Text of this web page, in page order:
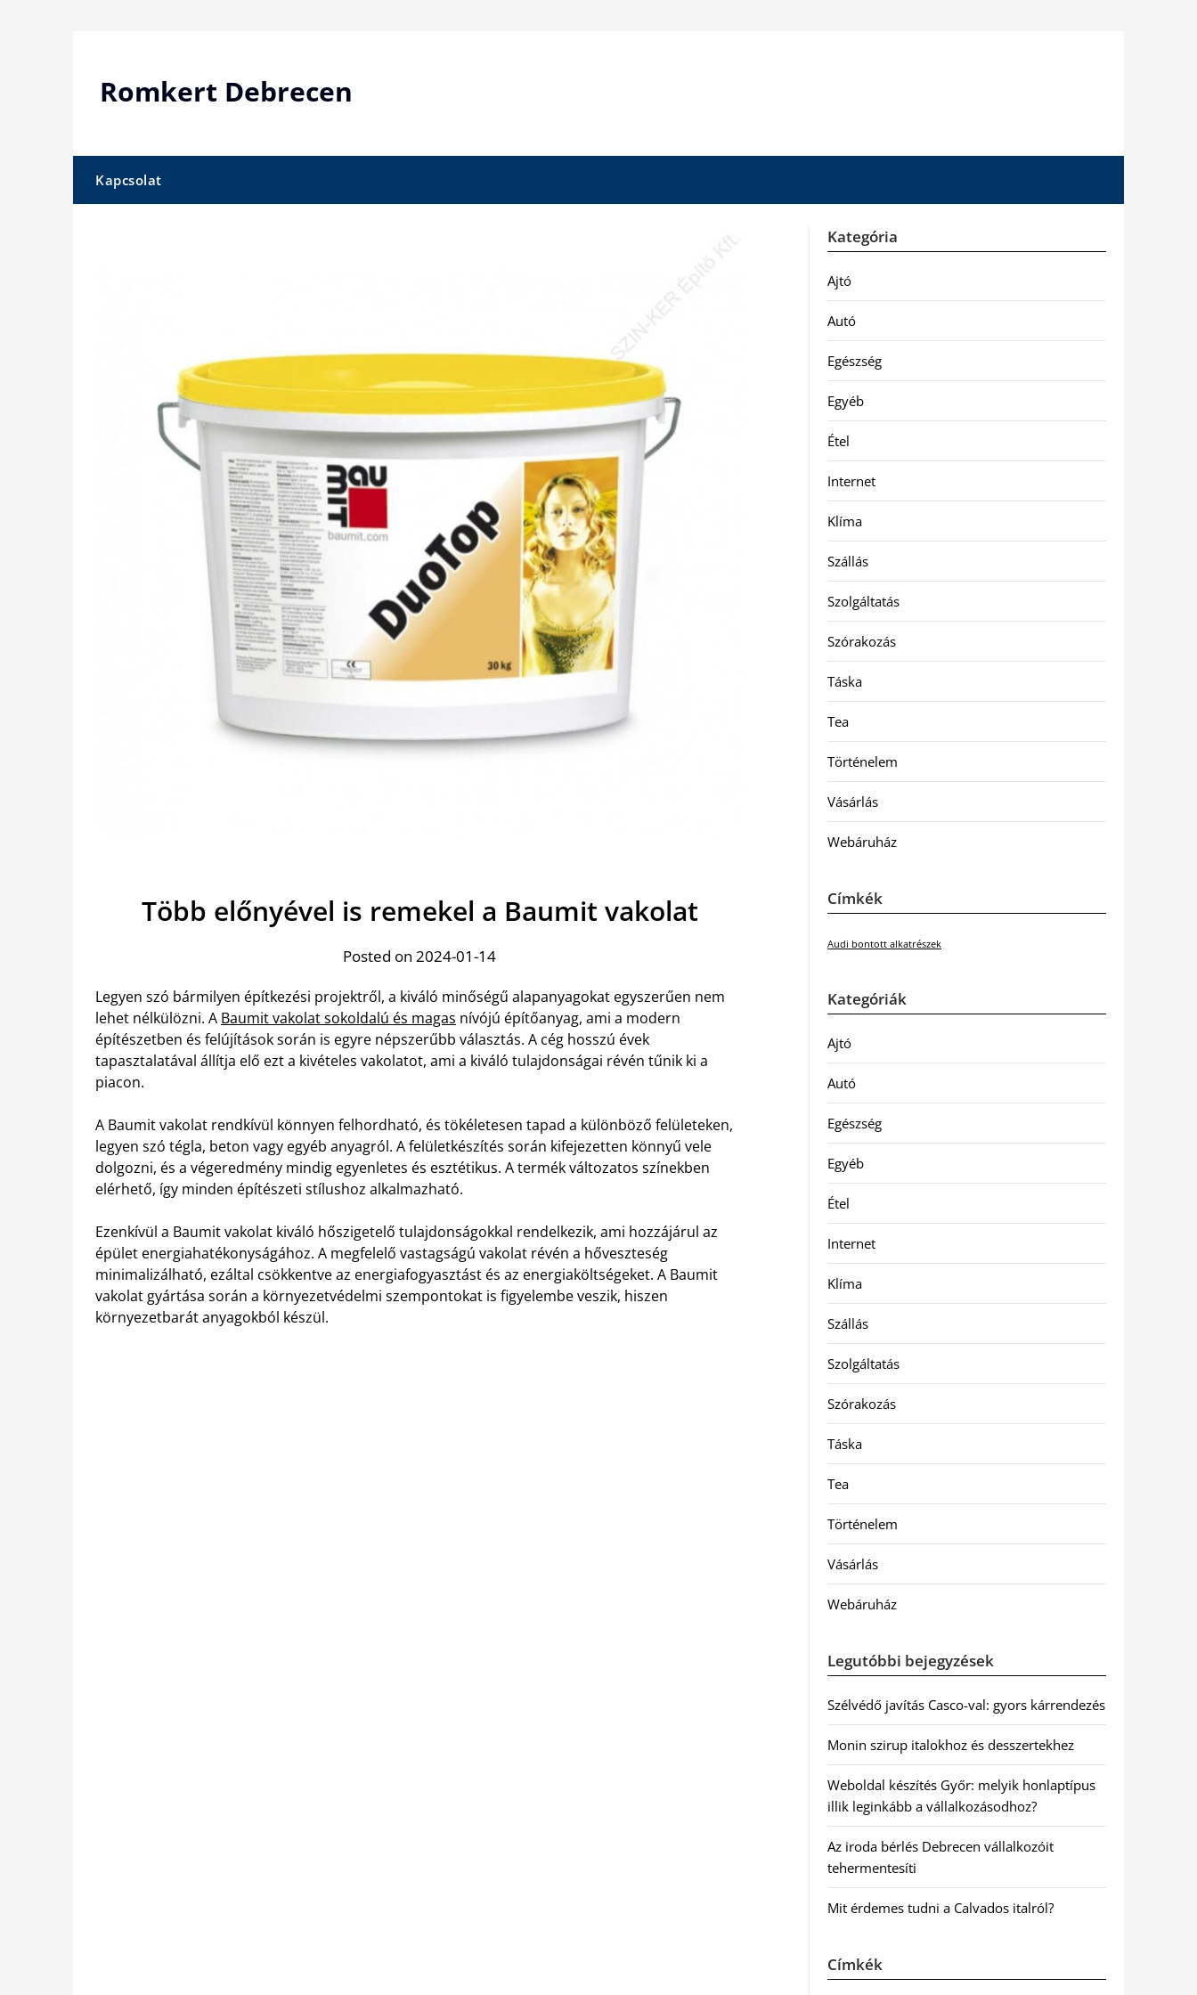
Romkert Debrecen
Kapcsolat
Több előnyével is remekel a Baumit vakolat
Posted on 2024-01-14
Legyen szó bármilyen építkezési projektről, a kiváló minőségű alapanyagokat egyszerűen nem
lehet nélkülözni. A Baumit vakolat sokoldalú és magas nívójú építőanyag, ami a modern
építészetben és felújítások során is egyre népszerűbb választás. A cég hosszú évek
tapasztalatával állítja elő ezt a kivételes vakolatot, ami a kiváló tulajdonságai révén tűnik ki a
piacon.
A Baumit vakolat rendkívül könnyen felhordható, és tökéletesen tapad a különböző felületeken,
legyen szó tégla, beton vagy egyéb anyagról. A felületkészítés során kifejezetten könnyű vele
dolgozni, és a végeredmény mindig egyenletes és esztétikus. A termék változatos színekben
elérhető, így minden építészeti stílushoz alkalmazható.
Ezenkívül a Baumit vakolat kiváló hőszigetelő tulajdonságokkal rendelkezik, ami hozzájárul az
épület energiahatékonyságához. A megfelelő vastagságú vakolat révén a hőveszteség
minimalizálható, ezáltal csökkentve az energiafogyasztást és az energiaköltségeket. A Baumit
vakolat gyártása során a környezetvédelmi szempontokat is figyelembe veszik, hiszen
környezetbarát anyagokból készül.
Kategória
Ajtó
Autó
Egészség
Egyéb
Étel
Internet
Klíma
Szállás
Szolgáltatás
Szórakozás
Táska
Tea
Történelem
Vásárlás
Webáruház
Címkék
Audi bontott alkatrészek
Kategóriák
Ajtó
Autó
Egészség
Egyéb
Étel
Internet
Klíma
Szállás
Szolgáltatás
Szórakozás
Táska
Tea
Történelem
Vásárlás
Webáruház
Legutóbbi bejegyzések
Szélvédő javítás Casco-val: gyors kárrendezés
Monin szirup italokhoz és desszertekhez
Weboldal készítés Győr: melyik honlaptípus
illik leginkább a vállalkozásodhoz?
Az iroda bérlés Debrecen vállalkozóit
tehermentesíti
Mit érdemes tudni a Calvados italról?
Címkék